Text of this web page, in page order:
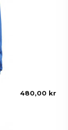
480,00 kr